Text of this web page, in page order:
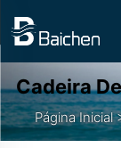
Cadeira
Página Inicial